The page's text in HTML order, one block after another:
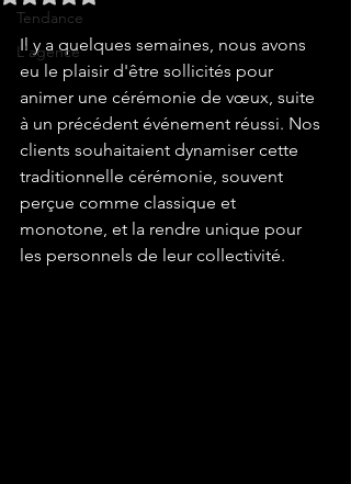
Tendance
L'agence
Il y a quelques semaines, nous avons
eu le plaisir d'être sollicités pour
animer une cérémonie de vœux, suite
à un précédent événement réussi. Nos
clients souhaitaient dynamiser cette
traditionnelle cérémonie, souvent
perçue comme classique et
monotone, et la rendre unique pour
les personnels de leur collectivité.